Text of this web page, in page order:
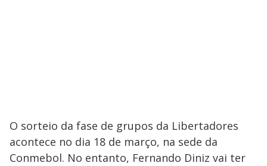
O sorteio da fase de grupos da Libertadores
acontece no dia 18 de março, na sede da
Conmebol. No entanto, Fernando Diniz vai ter